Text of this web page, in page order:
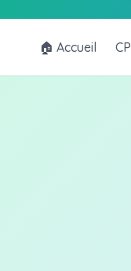
🏠 Accueil CP